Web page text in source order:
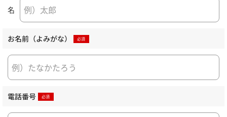
名
お名前（よみがな）
電話番号